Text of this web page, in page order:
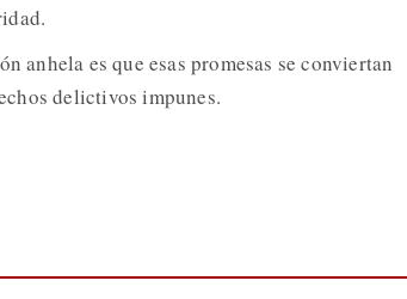
es que esas promesas se conviertan
delictivos impunes.